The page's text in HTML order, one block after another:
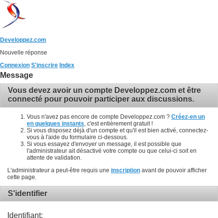
Developpez.com
Nouvelle réponse
Connexion S'inscrire Index
Message
Vous devez avoir un compte Developpez.com et être
connecté pour pouvoir participer aux discussions.
Vous n'avez pas encore de compte Developpez.com ? Créez-en un
en quelques instants , c'est entièrement gratuit !
Si vous disposez déjà d'un compte et qu'il est bien activé, connectez-
vous à l'aide du formulaire ci-dessous.
Si vous essayez d'envoyer un message, il est possible que
l'administrateur ait désactivé votre compte ou que celui-ci soit en
attente de validation.
L'administrateur a peut-être requis une inscription avant de pouvoir afficher
cette page.
S'identifier
Identifiant: